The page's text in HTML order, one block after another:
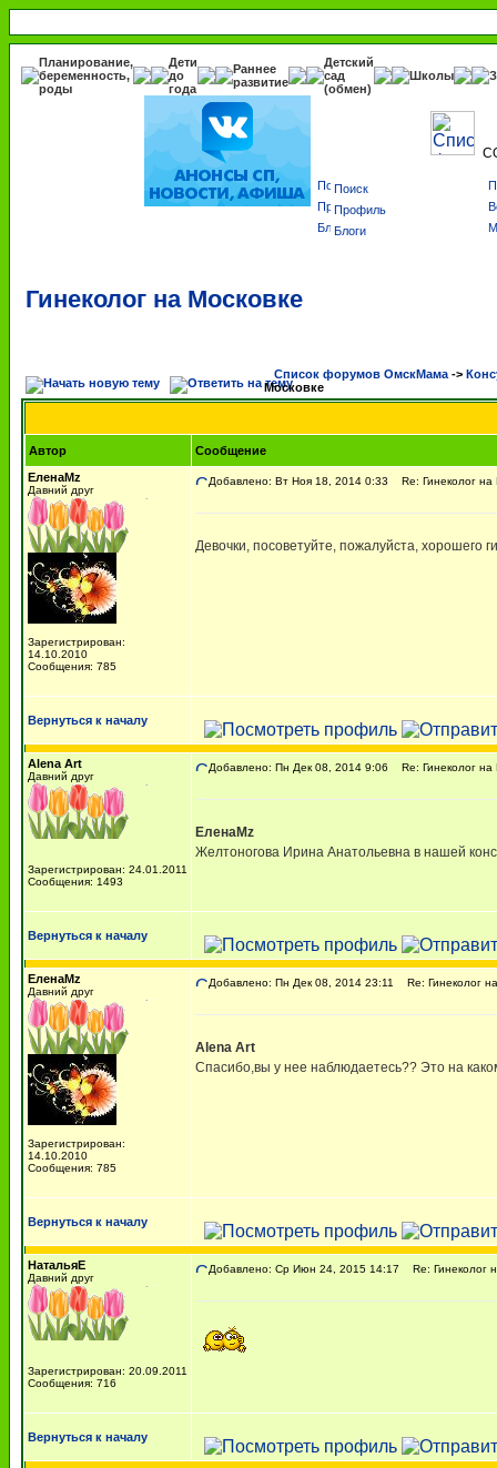
Планирование,
беременность,
роды
Дети
до
года
Раннее
развитие
Детский
сад
(обмен)
Школы
Поиск
Профиль
Блоги
Гинеколог на Московке
Список форумов ОмскМама ->
Московке
Автор
Сообщение
ЕленаMz
Давний друг
Зарегистрирован:
14.10.2010
Сообщения: 785
Добавлено: Вт Ноя 18, 2014 0:33 Re: Гинеколог на
Девочки, посоветуйте, пожалуйста, хорошего
Вернуться к началу
Alena Art
Давний друг
Зарегистрирован: 24.01.2011
Сообщения: 1493
Добавлено: Пн Дек 08, 2014 9:06 Re: Гинеколог на
ЕленаMz
Желтоногова Ирина Анатольевна в нашей
Вернуться к началу
ЕленаMz
Давний друг
Зарегистрирован:
14.10.2010
Сообщения: 785
Добавлено: Пн Дек 08, 2014 23:11 Re: Гинеколог
Alena Art
Спасибо,вы у нее наблюдаетесь?? Это на
Вернуться к началу
НатальяЕ
Давний друг
Зарегистрирован: 20.09.2011
Сообщения: 716
Добавлено: Ср Июн 24, 2015 14:17 Re: Гинеколог
Вернуться к началу